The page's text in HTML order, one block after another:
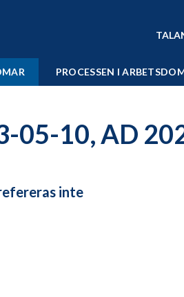
PROCESSEN I
05-10, AD
inte